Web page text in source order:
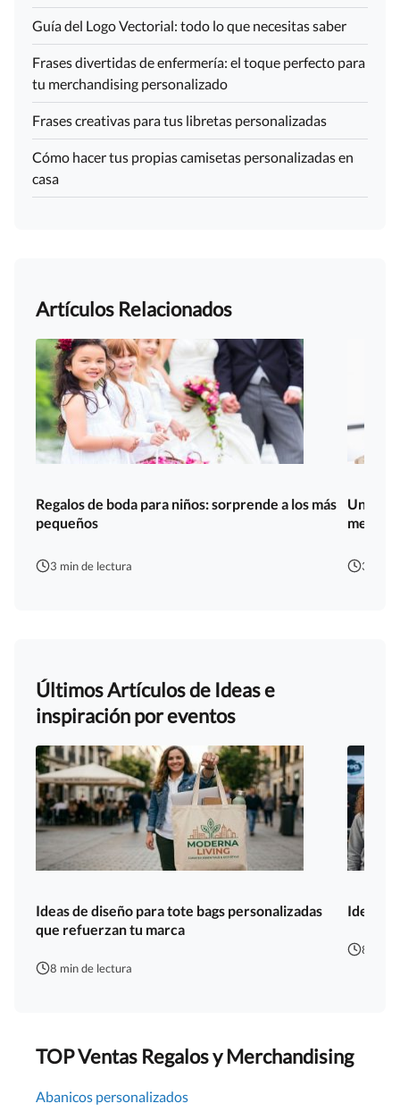
Guía del Logo Vectorial: todo lo que necesitas saber
Frases divertidas de enfermería: el toque perfecto para
tu merchandising personalizado
Frases creativas para tus libretas personalizadas
Cómo hacer tus propias camisetas personalizadas en
casa
Artículos Relacionados
Regalos de boda para niños: sorprende a los más
pequeños
3 min de lectura
medida
3 min
Últimos Artículos de Ideas e
inspiración por eventos
Ideas de diseño para tote bags personalizadas
que refuerzan tu marca
8 min de lectura
Ideas
8 min
TOP Ventas Regalos y Merchandising
Abanicos personalizados